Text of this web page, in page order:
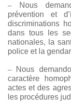
–
Nous
prévention et
discriminations
dans tous les
nationales, la
police et la
–
Nous
caractère
actes et des
les procédures